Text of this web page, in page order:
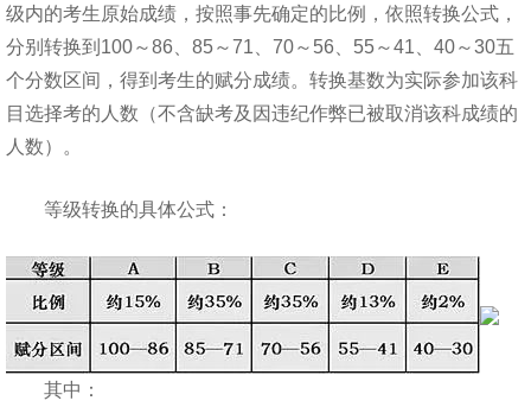
级内的考生原始成绩，按照事先确定的比例，依照转换公式，
分别转换到100～86、85～71、70～56、55～41、40～30五
个分数区间，得到考生的赋分成绩。转换基数为实际参加该科
目选择考的人数（不含缺考及因违纪作弊已被取消该科成绩的
人数）。
等级转换的具体公式：
其中：